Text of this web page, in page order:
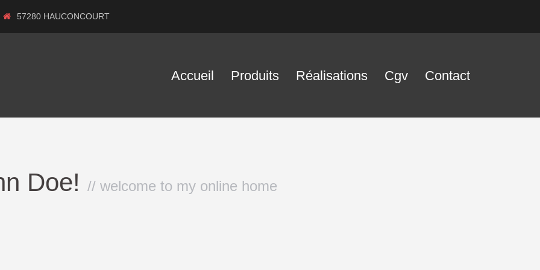
57280 HAUCONCOURT
Accueil Produits Réalisations Cgv Contact
Doe! // welcome to my online home